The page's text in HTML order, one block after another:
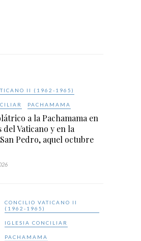
II (1962-1965)
PACHAMAMA
a la Pachamama en
del Vaticano y en la
Pedro, aquel octubre
CONCILIO VATICANO II
(1962-1965)
IGLESIA CONCILIAR
PACHAMAMA